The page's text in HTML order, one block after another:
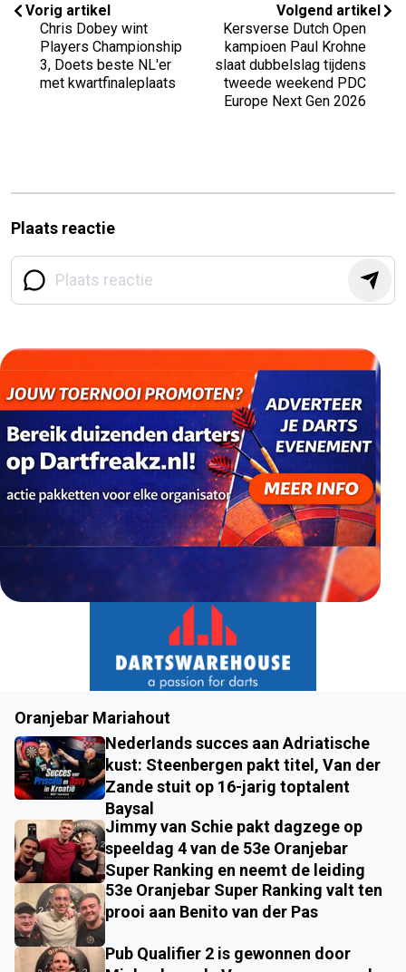
Vorig artikel
Chris Dobey wint
Players Championship
3, Doets beste NL'er
met kwartfinaleplaats
Volgend artikel
Kersverse Dutch Open
kampioen Paul Krohne
slaat dubbelslag tijdens
tweede weekend PDC
Europe Next Gen 2026
Plaats reactie
Oranjebar Mariahout
Nederlands succes aan Adriatische
kust: Steenbergen pakt titel, Van der
Zande stuit op 16-jarig toptalent
Baysal
Jimmy van Schie pakt dagzege op
speeldag 4 van de 53e Oranjebar
Super Ranking en neemt de leiding
53e Oranjebar Super Ranking valt ten
prooi aan Benito van der Pas
Pub Qualifier 2 is gewonnen door